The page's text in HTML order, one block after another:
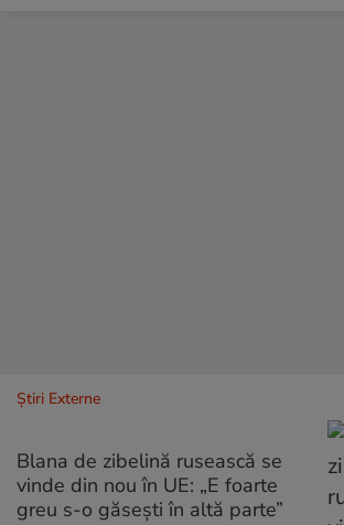
Știri Externe
Blana de zibelină rusească se
vinde din nou în UE: „E foarte
greu s-o găsești în altă parte”